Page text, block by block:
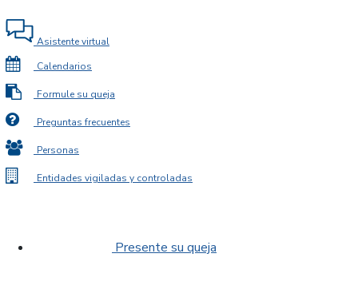
Asistente virtual
Calendarios
Formule su queja
Preguntas frecuentes
Personas
Entidades vigiladas y controladas
Presente su queja